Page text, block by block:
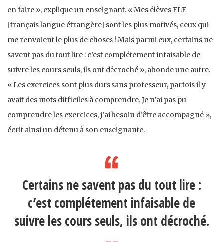
en faire », explique un enseignant. « Mes élèves FLE
[français langue étrangère] sont les plus motivés, ceux qui
me renvoient le plus de choses ! Mais parmi eux, certains ne
savent pas du tout lire : c’est complétement infaisable de
suivre les cours seuls, ils ont décroché », abonde une autre.
« Les exercices sont plus durs sans professeur, parfois il y
avait des mots difficiles à comprendre. Je n’ai pas pu
comprendre les exercices, j’ai besoin d’être accompagné »,
écrit ainsi un détenu à son enseignante.
Certains ne savent pas du tout lire :
c’est complétement infaisable de
suivre les cours seuls, ils ont décroché.